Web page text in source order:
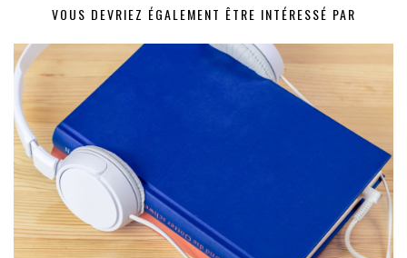
VOUS DEVRIEZ ÉGALEMENT ÊTRE INTÉRESSÉ PAR